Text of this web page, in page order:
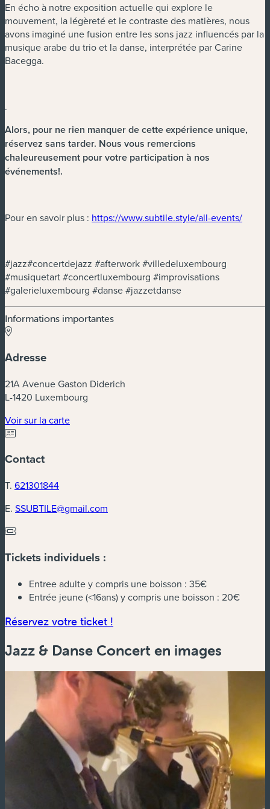
En écho à notre exposition actuelle qui explore le
mouvement, la légèreté et le contraste des matières, nous
avons imaginé une fusion entre les sons jazz influencés par la
musique arabe du trio et la danse, interprétée par Carine
Bacegga.
.
Alors, pour ne rien manquer de cette expérience unique,
réservez sans tarder. Nous vous remercions
chaleureusement pour votre participation à nos
événements!.
Pour en savoir plus : https://www.subtile.style/all-events/
#jazz#concertdejazz #afterwork #villedeluxembourg
#musiquetart #concertluxembourg #improvisations
#galerieluxembourg #danse #jazzetdanse
Informations importantes
Adresse
21A Avenue Gaston Diderich
L-1420 Luxembourg
Voir sur la carte(nouvelle fenêtre)
Contact
T. 621301844
E. SSUBTILE@gmail.com
Tickets individuels :
Entree adulte y compris une boisson : 35€
Entrée jeune (<16ans) y compris une boisson : 20€
Réservez votre ticket !
Jazz & Danse Concert en images